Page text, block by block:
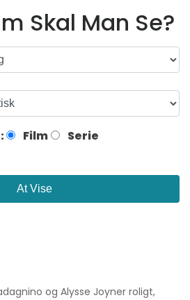
Skal Man Se?
Film Serie
At Vise
og Alysse Joyner roligt,